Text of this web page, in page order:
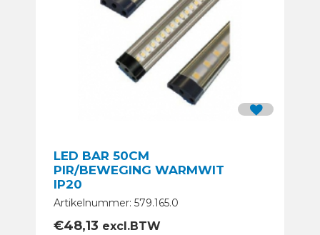
LED BAR 50CM
PIR/BEWEGING WARMWIT
IP20
Artikelnummer: 579.165.0
€48,13 excl.BTW